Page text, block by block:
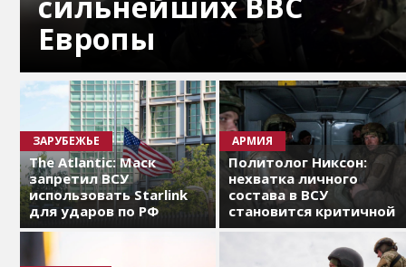
Европы
ЗАРУБЕЖЬЕ
The Atlantic: Маск
запретил ВСУ
использовать Starlink
для ударов по РФ
АРМИЯ
Политолог Никсон:
нехватка личного
состава в ВСУ
становится критичной